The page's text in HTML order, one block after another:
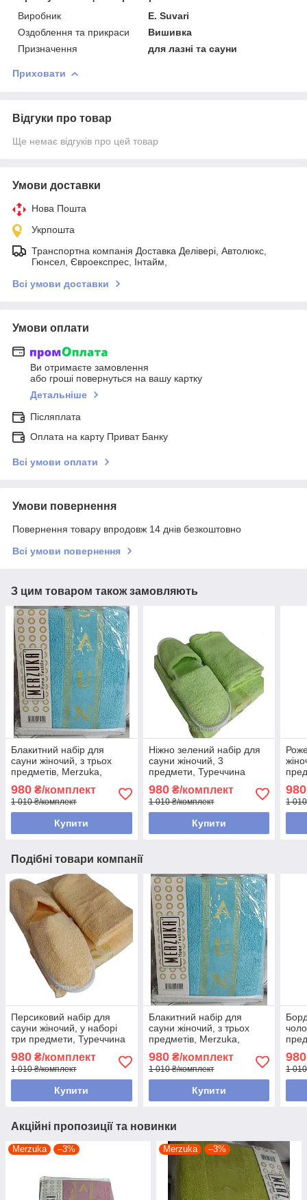
Виробник
E. Suvari
Оздоблення та прикраси
Вишивка
Призначення
для лазні та сауни
Приховати
Відгуки про товар
Ще немає відгуків про цей товар
Умови доставки
Нова Пошта
Укрпошта
Транспортна компанія Доставка Делівері, Автолюкс,
Гюнсел, Євроекспрес, Інтайм,
Всі умови доставки
Умови оплати
Ви отримаєте замовлення
або гроші повернуться на вашу картку
Детальніше
Післяплата
Оплата на карту Приват Банку
Всі умови оплати
Умови повернення
Повернення товару впродовж 14 днів безкоштовно
Всі умови повернення
З цим товаром також замовляють
Блакитний набір для
сауни жіночий, з трьох
предметів, Merzuka,
980 ₴/комплект
1 010 ₴/комплект
Купити
Ніжно зелений набір для
сауни жіночий, 3
предмети, Туреччина
980₴/комплект
1 010 ₴/комплект
Купити
980
1
Подібні товари компанії
Персиковий набір для
сауни жіночий, у наборі
три предмети, Туреччина
980 ₴/комплект
1 010 ₴/комплект
Купити
Блакитний набір для
сауни жіночий, з трьох
предметів, Merzuka,
Туреччина
980₴/комплект
1 010 ₴/комплект
Купити
980
1
Акційні пропозиції та новинки
Merzuka –3% Merzuka –3%